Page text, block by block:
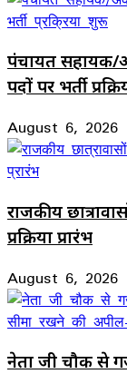
पंचायत सहायक/
पदों पर भर्ती
August 6, 2026
राजकीय
प्रक्रिया प्रारंभ
August 6, 2026
नेता जी चौक से